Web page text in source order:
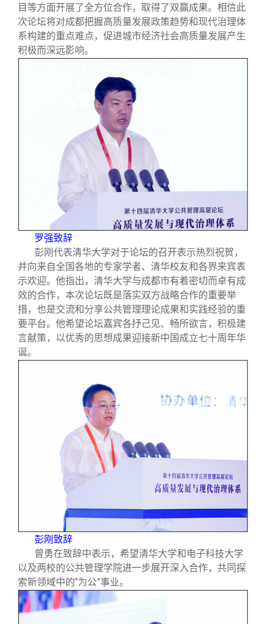
目等方面开展了全方位合作，取得了双赢成果。相信此
次论坛将对成都把握高质量发展政策趋势和现代治理体
系构建的重点难点，促进城市经济社会高质量发展产生
积极而深远影响。
罗强致辞
彭刚代表清华大学对于论坛的召开表示热烈祝贺，
并向来自全国各地的专家学者、清华校友和各界来宾表
示欢迎。他指出，清华大学与成都市有着密切而卓有成
效的合作，本次论坛既是落实双方战略合作的重要举
措，也是交流和分享公共管理理论成果和实践经验的重
要平台。他希望论坛嘉宾各抒己见、畅所欲言，积极建
言献策，以优秀的思想成果迎接新中国成立七十周年华
诞。
彭刚致辞
曾勇在致辞中表示，希望清华大学和电子科技大学
以及两校的公共管理学院进一步展开深入合作，共同探
索新领域中的“为公”事业。